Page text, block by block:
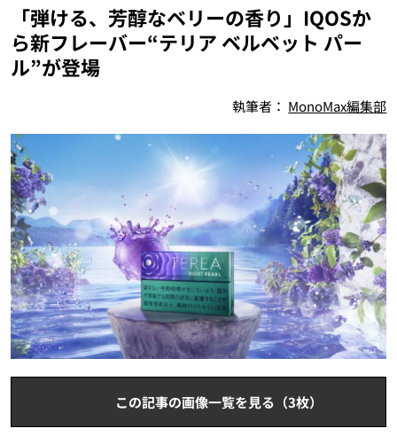
「弾ける、芳醇なベリーの香り」IQOSか
ら新フレーバー“テリア ベルベット パー
ル”が登場
執筆者： MonoMax編集部
この記事の画像一覧を見る（3枚）